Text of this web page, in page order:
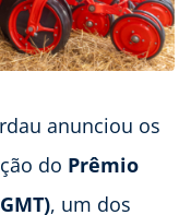
anunciou os
do Prêmio
, um dos